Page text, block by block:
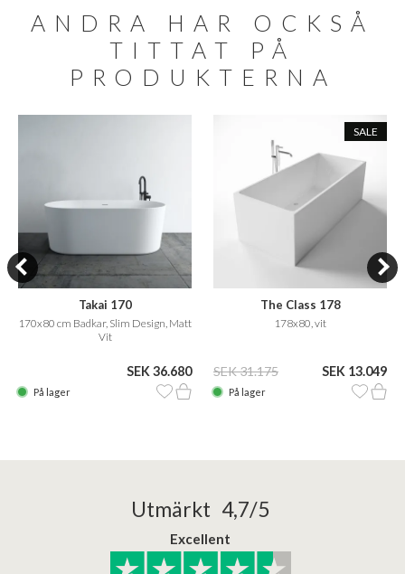
ANDRA HAR OCKSÅ
TITTAT PÅ
PRODUKTERNA
Takai 170
170x80 cm Badkar, Slim Design, Matt
Vit
SEK 36.680
På lager
SALE
The Class 178
178x80, vit
SEK 31.175 SEK 13.049
På lager
Utmärkt 4,7/5
Excellent